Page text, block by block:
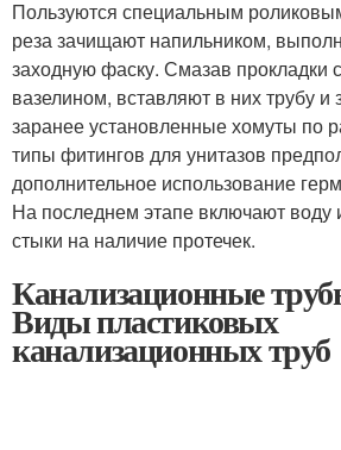
Пользуются специальным
реза зачищают напильником,
заходную фаску. Смазав прокладки
вазелином, вставляют в них трубу и
заранее установленные хомуты по
типы фитингов для унитазов
дополнительное использование
На последнем этапе включают воду
стыки на наличие протечек.
Канализационные
Виды пластиковых
канализационных труб